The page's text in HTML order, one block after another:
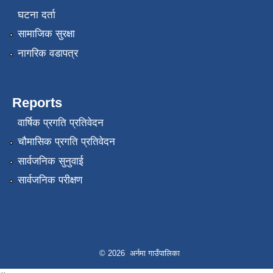
घटना दर्ता
सामाजिक सुरक्षा
नागरिक वडापत्र
Reports
वार्षिक प्रगति प्रतिवेदन
चौमासिक प्रगति प्रतिवेदन
सार्वजनिक सुनुवाई
सार्वजनिक परीक्षण
© 2026 अर्नमा गाउँपालिका